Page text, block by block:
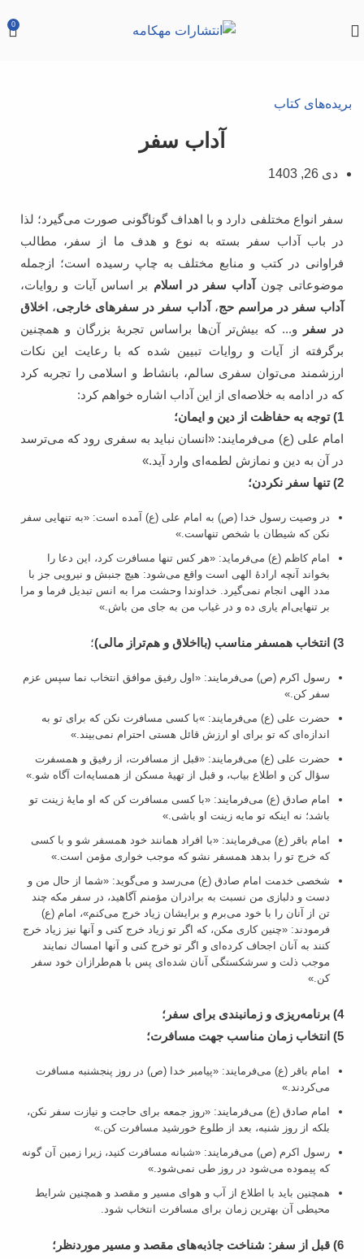
0
بریده‌های کتاب
آداب سفر
دی 26, 1403
سفر انواع مختلفی دارد و با اهداف گوناگونی صورت می‌گیرد؛ لذا
در باب آداب سفر بسته به نوع و هدف ما از سفر، مطالب
فراوانی در کتب و منابع مختلف به چاپ رسیده است؛ ازجمله
موضوعاتی چون آداب سفر در اسلام بر اساس آیات و روایات،
آداب سفر در مراسم حج، آداب سفر در سفرهای خارجی، اخلاق
در سفر
و... که بیش‌تر آن‌ها براساس تجربۀ بزرگان و همچنین
برگرفته از آیات و روایات تبیین شده که با رعایت این نکات
ارزشمند می‌توان سفری سالم، بانشاط و اسلامی را تجربه کرد
که در ادامه به خلاصه‌ای از این آداب اشاره خواهم کرد:
1) توجه به حفاظت از دین و ایمان؛
امام علی (ع) می‌فرمایند: «انسان نباید به سفری رود که می‌ترسد
در آن به دین و نمازش لطمه‌ای وارد آید.»
2) تنها سفر نکردن؛
در وصیت رسول خدا (ص) به امام علی (ع) آمده است: «به تنهایی سفر
نکن که شیطان با شخص تنهاست.»
امام کاظم (ع) می‌فرماید: «هر کس تنها مسافرت کرد، این دعا را
بخواند آنچه ارادۀ الهی است واقع می‌شود: هیچ جنبش و نیرویى جز با
مدد الهى انجام نمى‌گیرد. خداوندا وحشت مرا به انس تبدیل فرما و مرا
بر تنهایى‌ام یارى ده و در غیاب من به جاى من باش.»
3) انتخاب همسفر مناسب (بااخلاق و هم‌تراز مالی) ؛
رسول اکرم (ص) می‌فرمایند: «اول رفيق موافق انتخاب نما سپس عزم
سفر كن.»
حضرت علی (ع) می‌فرمایند: »با کسی مسافرت نکن که برای تو به
اندازه‌ای که تو برای او ارزش قائل هستی احترام نمی‌بیند.»
حضرت علی (ع) می‌فرمایند: «قبل از مسافرت، از رفيق و همسفرت
سؤال كن و اطلاع بياب، و قبل از تهيۀ مسكن از همسايه‌ات آگاه شو.»
امام صادق (ع) می‌فرمایند: «با کسی مسافرت کن که او مایۀ زینت تو
باشد؛ نه اینکه تو مایه زینت او باشی.»
امام باقر (ع) می‌فرمایند: «با افراد همانند خود همسفر شو و با كسى
كه خرج تو را بدهد همسفر نشو كه موجب خوارى مؤمن است.»
شخصی خدمت امام صادق (ع) می‌رسد و می‌گوید: «شما از حال من و
دست و دلبازى من نسبت به برادران مؤمنم آگاهید، در سفر مكه چند
تن از آنان را با خود می‌برم و برايشان زياد خرج می‌كنم»، امام (ع)
فرمودند: «چنين كارى مكن، كه اگر تو زياد خرج كنى و آنها نيز زياد خرج
كنند به آنان اجحاف كرده‌اى و اگر تو خرج كنى و آنها امساك نمايند
موجب ذلت و سرشكستگى آنان شده‌اى پس با هم‌طرازان خود سفر
كن.»
4) برنامه‌ریزی و زمانبندی برای سفر؛
5) انتخاب زمان مناسب جهت مسافرت؛
امام باقر (ع) می‌فرمایند: «پیامبر خدا (ص) در روز پنجشنبه مسافرت
می‌کردند.»
امام صادق (ع) می‌فرمایند: «روز جمعه برای حاجت و نیازت سفر نکن،
بلکه از روز شنبه، بعد از طلوع خورشيد مسافرت کن.»
رسول اکرم (ص) می‌فرمایند: «شبانه مسافرت کنید، زیرا زمین آن گونه
که پیموده می‌شود در روز طی نمی‌شود.»
همچنین باید با اطلاع از آب و هوای مسیر و مقصد و همچنین شرایط
محیطی آن بهترین زمان برای مسافرت انتخاب شود.
6) قبل از سفر: شناخت جاذبه‌های مقصد و مسیر موردنظر؛